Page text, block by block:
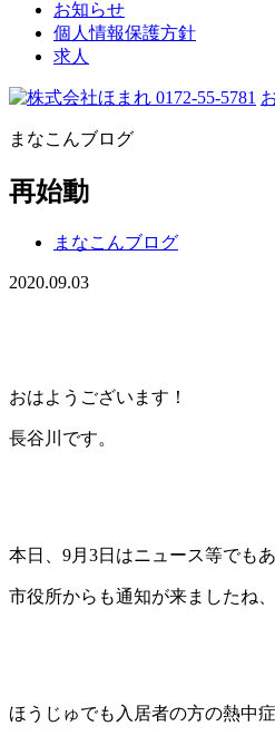
お知らせ
個人情報保護方針
求人
0172-55-5781
まなこんブログ
再始動
まなこんブログ
2020.09.03
おはようございます！
長谷川です。
本日、9月3日はニュース等でも
市役所からも通知が来ましたね
ほうじゅでも入居者の方の熱中